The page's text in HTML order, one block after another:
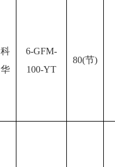
科
华
6-GFM-
100-YT
80(节)